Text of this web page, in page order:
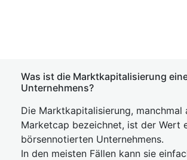
Was ist die Marktkapitalisierung
Unternehmens?
Die Marktkapitalisierung, manchmal
Marketcap bezeichnet, ist der Wert
börsennotierten Unternehmens.
In den meisten Fällen kann sie